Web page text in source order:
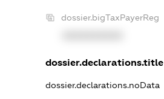
dossier.bigTaxPayerReg
dossier.declarations.title
dossier.declarations.noData